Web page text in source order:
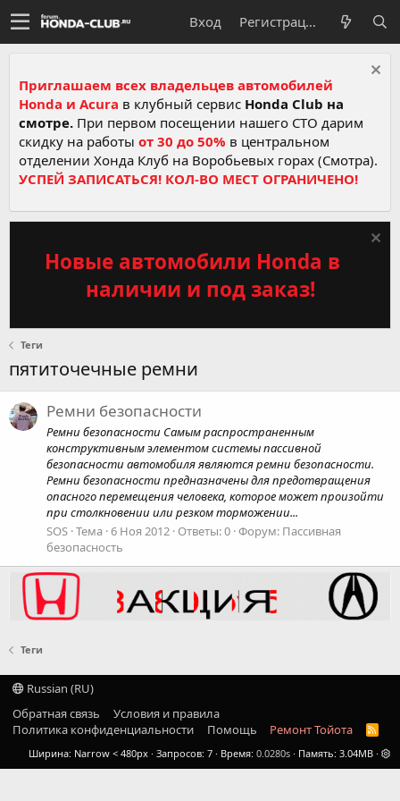
Вход Регистрация
Приглашаем всех владельцев автомобилей
Honda и Acura в клубный сервис Honda Club на
смотре. При первом посещении нашего СТО дарим
скидку на работы от 30 до 50% в центральном
отделении Хонда Клуб на Воробьевых горах (Смотра).
УСПЕЙ ЗАПИСАТЬСЯ! КОЛ-ВО МЕСТ ОГРАНИЧЕНО!
Новые автомобили Honda в
наличии и под заказ!
Теги
пятиточечные ремни
Ремни безопасности
Ремни безопасности Самым распространенным
конструктивным элементом системы пассивной
безопасности автомобиля являются ремни безопасности.
Ремни безопасности предназначены для предотвращения
опасного перемещения человека, которое может произойти
при столкновении или резком торможении...
SOS Тема 6 Ноя 2012 Ответы: 0 Форум: Пассивная
безопасность
Теги
Russian (RU)
Обратная связь
Условия и правила
Политика конфиденциальности
Помощь Ремонт Тойота
R
S
S
Ширина Запросов 7 Время 0.0280s Память 3.04MB